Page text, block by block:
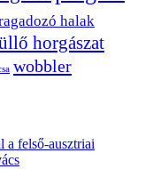
halak
horgászat
wobbler
a felső-ausztriai